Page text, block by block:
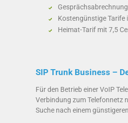
Kostengünstige Tarife
Heimat-Tarif mit 7,5
SIP Trunk Business –
Für den Betrieb einer VoIP
Verbindung zum Telefonnetz
Suche nach einem